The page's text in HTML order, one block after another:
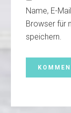
Name, E-
Browser für
speichern.